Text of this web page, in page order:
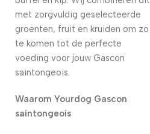
met zorgvuldig geselecteerde
groenten, fruit en kruiden om zo
te komen tot de perfecte
voeding voor jouw Gascon
saintongeois.
Waarom Yourdog Gascon
saintongeois